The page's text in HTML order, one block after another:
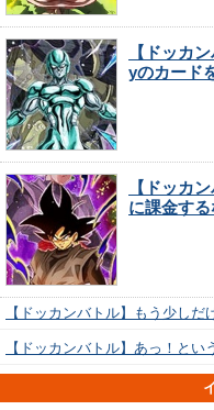
【ドッカ
yのカード
【ドッカ
に課金する
【ドッカンバトル】もう少し
【ドッカンバトル】あっ！と